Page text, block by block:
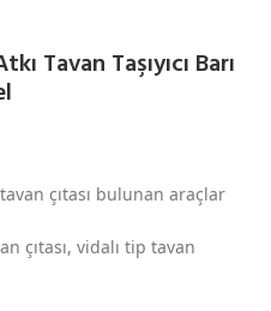
Tavan Taşıyıcı Barı
çıtası bulunan araçlar
çıtası, vidalı tip tavan